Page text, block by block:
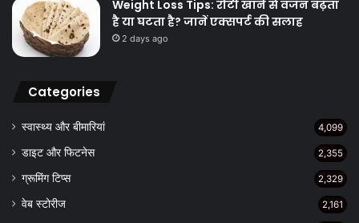
Weight Loss Tips: रोटी खाने से वजन बढ़ता
है या घटता है? जानें एक्सपर्ट की सलाह
2 days ago
Categories
स्वास्थ्य और बीमारियां 4,099
डाइट और फिटनेस 2,355
ग्रूमिंग टिप्स 2,329
वेब स्टोरीज 2,161